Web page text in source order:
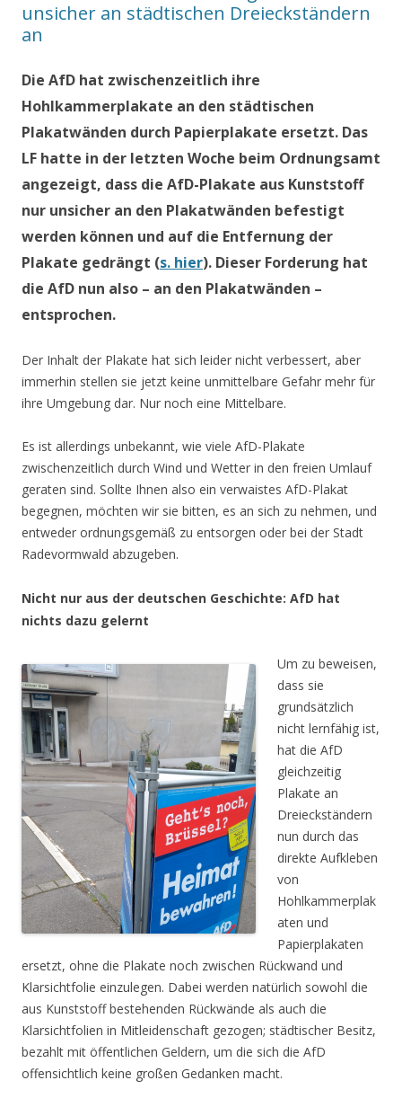
unsicher an städtischen Dreieckständern
an
Die AfD hat zwischenzeitlich ihre
Hohlkammerplakate an den städtischen
Plakatwänden durch Papierplakate ersetzt. Das
LF hatte in der letzten Woche beim Ordnungsamt
angezeigt, dass die AfD-Plakate aus Kunststoff
nur unsicher an den Plakatwänden befestigt
werden können und auf die Entfernung der
Plakate gedrängt (s. hier). Dieser Forderung hat
die AfD nun also – an den Plakatwänden –
entsprochen.
Der Inhalt der Plakate hat sich leider nicht verbessert, aber
immerhin stellen sie jetzt keine unmittelbare Gefahr mehr für
ihre Umgebung dar. Nur noch eine Mittelbare.
Es ist allerdings unbekannt, wie viele AfD-Plakate
zwischenzeitlich durch Wind und Wetter in den freien Umlauf
geraten sind. Sollte Ihnen also ein verwaistes AfD-Plakat
begegnen, möchten wir sie bitten, es an sich zu nehmen, und
entweder ordnungsgemäß zu entsorgen oder bei der Stadt
Radevormwald abzugeben.
Nicht nur aus der deutschen Geschichte: AfD hat
nichts dazu gelernt
Um zu beweisen,
dass sie
grundsätzlich
nicht lernfähig ist,
hat die AfD
gleichzeitig
Plakate an
Dreieckständern
nun durch das
direkte Aufkleben
von
Hohlkammerplak
aten und
Papierplakaten
ersetzt, ohne die Plakate noch zwischen Rückwand und
Klarsichtfolie einzulegen. Dabei werden natürlich sowohl die
aus Kunststoff bestehenden Rückwände als auch die
Klarsichtfolien in Mitleidenschaft gezogen; städtischer Besitz,
bezahlt mit öffentlichen Geldern, um die sich die AfD
offensichtlich keine großen Gedanken macht.